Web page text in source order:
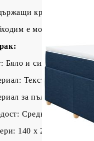
крака от
е монтаж
Бяло и синьо
Текстил (100%
за пълнеж: Покет
Средна
140 x 200 x 20 см